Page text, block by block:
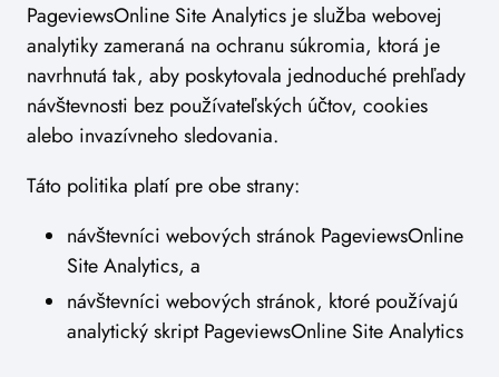
PageviewsOnline Site Analytics je služba webovej
analytiky zameraná na ochranu súkromia, ktorá je
navrhnutá tak, aby poskytovala jednoduché prehľady
návštevnosti bez používateľských účtov, cookies
alebo invazívneho sledovania.
Táto politika platí pre obe strany:
návštevníci webových stránok PageviewsOnline
Site Analytics, a
návštevníci webových stránok, ktoré používajú
analytický skript PageviewsOnline Site Analytics